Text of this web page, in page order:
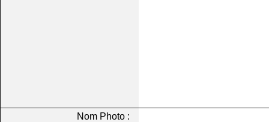
Nom Photo :